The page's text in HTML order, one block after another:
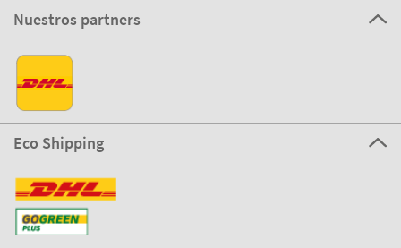
Nuestros partners
Eco Shipping